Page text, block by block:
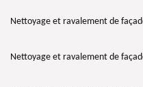
Nettoyage et ravalement de
Nettoyage et ravalement de